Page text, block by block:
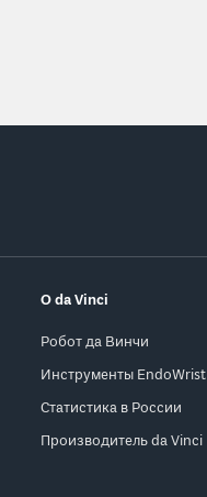
О da Vinci
Робот да Винчи
Инструменты EndoWrist
Статистика в России
Производитель da Vinci